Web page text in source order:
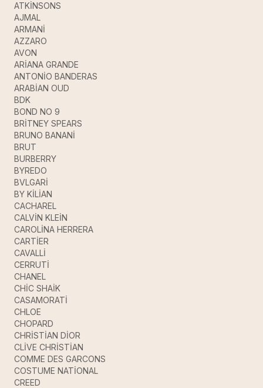
ATKİNSONS
AJMAL
ARMANİ
AZZARO
AVON
ARİANA GRANDE
ANTONİO BANDERAS
ARABİAN OUD
BDK
BOND NO 9
BRİTNEY SPEARS
BRUNO BANANİ
BRUT
BURBERRY
BYREDO
BVLGARİ
BY KİLİAN
CACHAREL
CALVİN KLEİN
CAROLİNA HERRERA
CARTİER
CAVALLİ
CERRUTİ
CHANEL
CHİC SHAİK
CASAMORATİ
CHLOE
CHOPARD
CHRİSTİAN DİOR
CLİVE CHRİSTİAN
COMME DES GARCONS
COSTUME NATİONAL
CREED